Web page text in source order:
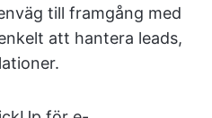
till framgång med
att hantera leads,